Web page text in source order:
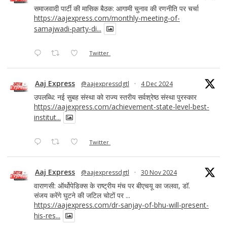
समाजवादी पार्टी की मासिक बैठक: आगामी चुनाव की रणनीति पर चर्चा
https://aajexpress.com/monthly-meeting-of-
samajwadi-party-di...
Twitter
Aaj Express @aajexpressdgtl · 4 Dec 2024
उपलब्धि: नई सुबह संस्था को राज्य स्तरीय सर्वश्रेष्ठ संस्था पुरस्कार
https://aajexpress.com/achievement-state-level-best-
institut...
Twitter
Aaj Express @aajexpressdgtl · 30 Nov 2024
वाराणसी: ऑर्थोपेडिक्स के राष्ट्रीय मंच पर बीएचयू का जलवा, डॉ.
संजय करेंगे घुटने की जटिल चोटों पर ...
https://aajexpress.com/dr-sanjay-of-bhu-will-present-
his-res...